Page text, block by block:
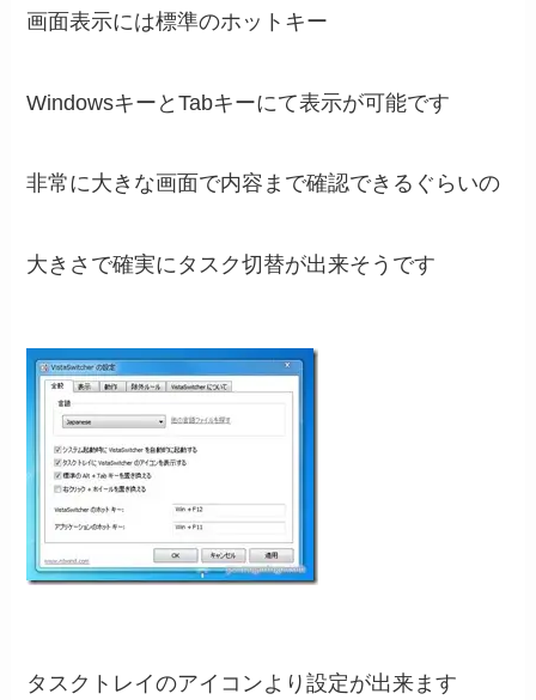
画面表示には標準のホットキー
WindowsキーとTabキーにて表示が可能です
非常に大きな画面で内容まで確認できるぐらいの
大きさで確実にタスク切替が出来そうです
タスクトレイのアイコンより設定が出来ます